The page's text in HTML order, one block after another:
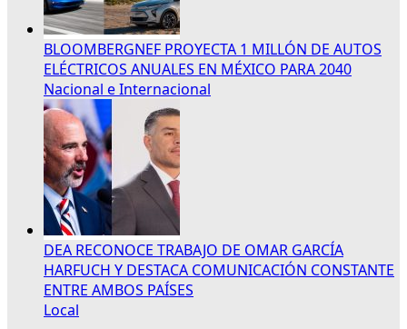
BLOOMBERGNEF PROYECTA 1 MILLÓN DE AUTOS
ELÉCTRICOS ANUALES EN MÉXICO PARA 2040
Nacional e Internacional
DEA RECONOCE TRABAJO DE OMAR GARCÍA
HARFUCH Y DESTACA COMUNICACIÓN CONSTANTE
ENTRE AMBOS PAÍSES
Local